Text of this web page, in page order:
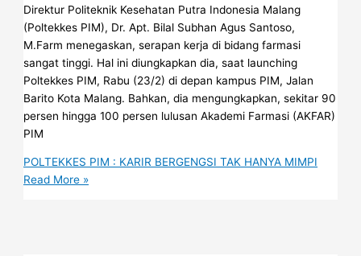
Direktur Politeknik Kesehatan Putra Indonesia Malang
(Poltekkes PIM), Dr. Apt. Bilal Subhan Agus Santoso,
M.Farm menegaskan, serapan kerja di bidang farmasi
sangat tinggi. Hal ini diungkapkan dia, saat launching
Poltekkes PIM, Rabu (23/2) di depan kampus PIM, Jalan
Barito Kota Malang. Bahkan, dia mengungkapkan, sekitar 90
persen hingga 100 persen lulusan Akademi Farmasi (AKFAR)
PIM
POLTEKKES PIM : KARIR BERGENGSI TAK HANYA MIMPI
Read More »